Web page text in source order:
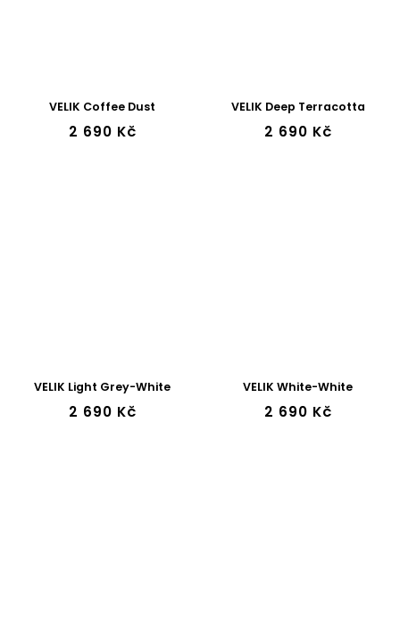
VELIK Coffee Dust
2 690 Kč
VELIK Deep Terracotta
2 690 Kč
VELIK Light Grey-White
2 690 Kč
VELIK White-White
2 690 Kč